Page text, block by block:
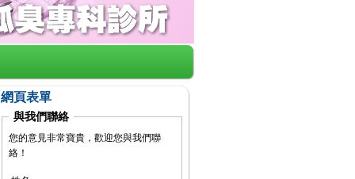
網頁表單
與我們聯絡
您的意見非常寶貴，歡迎您與我們聯
絡！